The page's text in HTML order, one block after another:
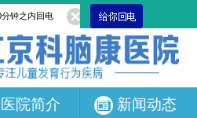
医院简介 新闻动态